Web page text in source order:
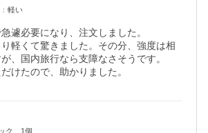
： 軽い
遽必要になり、注文しました。
軽くて驚きました。その分、強度は相
、国内旅行なら支障なさそうです。
けたので、助かりました。
ク 1個